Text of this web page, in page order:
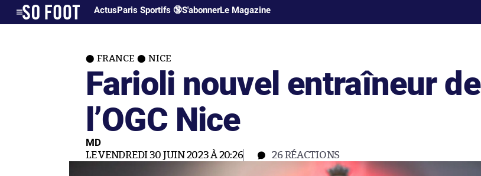
ActusParis Sportifs 🔞S'abonnerLe Magazine
FRANCE NICE
Farioli nouvel entraîneur de
l’OGC Nice
MD
LE VENDREDI 30 JUIN 2023 À 20:26 26RÉACTIONS